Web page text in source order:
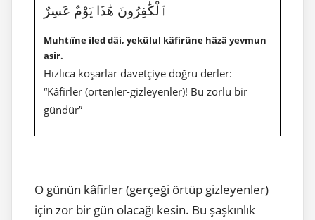
ٱلْكَٰفِرُونَ هَٰذَا يَوْمٌ عَسِرٌ
Muhtıîne iled dâi, yekûlul kâfirûne hâzâ yevmun
asir.
Hızlıca koşarlar davetçiye doğru derler:
“Kâfirler (örtenler-gizleyenler)! Bu zorlu bir
gündür”
O günün kâfirler (gerçeği örtüp gizleyenler)
için zor bir gün olacağı kesin. Bu şaşkınlık